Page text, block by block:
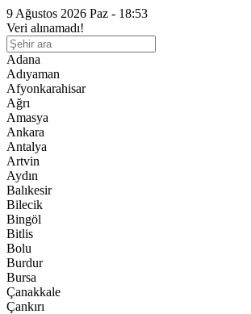
9 Ağustos 2026 Paz - 18:53
Veri alınamadı!
Adana
Adıyaman
Afyonkarahisar
Ağrı
Amasya
Ankara
Antalya
Artvin
Aydın
Balıkesir
Bilecik
Bingöl
Bitlis
Bolu
Burdur
Bursa
Çanakkale
Çankırı